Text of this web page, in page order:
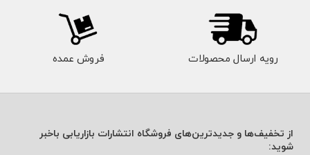
رویه ارسال محصولات فروش عمده
از تخفیف‌ها و جدیدترین‌های فروشگاه انتشارات بازاریابی باخبر
شوید: